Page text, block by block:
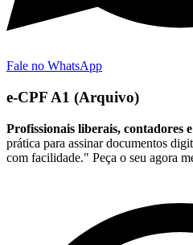
Fale no WhatsApp
e-CPF A1 (Arquivo)
Profissionais liberais, contadores
prática para assinar documentos
com facilidade." Peça o seu agora